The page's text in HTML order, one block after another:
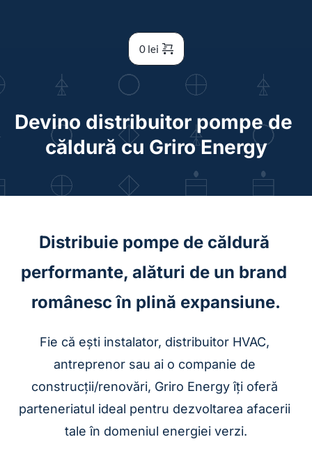
0 lei
Devino distribuitor pompe de
căldură cu Griro Energy
Distribuie pompe de căldură
performante, alături de un brand
românesc în plină expansiune.
Fie că ești instalator, distribuitor HVAC,
antreprenor sau ai o companie de
construcții/renovări, Griro Energy îți oferă
parteneriatul ideal pentru dezvoltarea afacerii
tale în domeniul energiei verzi.